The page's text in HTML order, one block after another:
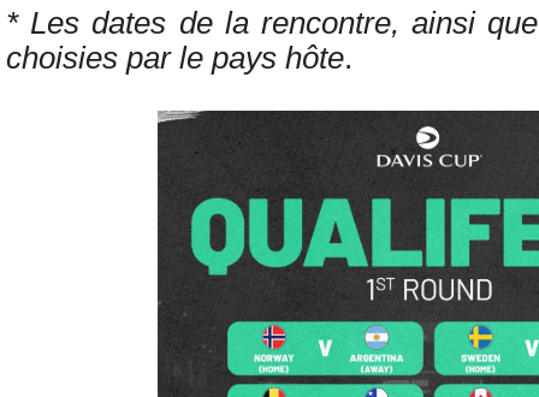
* Les dates de la rencontre, ainsi
choisies par le pays hôte.